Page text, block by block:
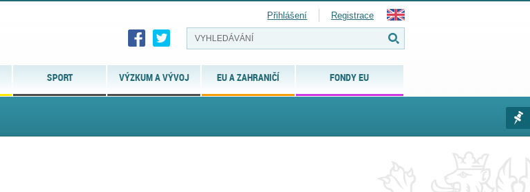
SPORT VÝZKUM A VÝVOJ EU A ZAHRANIČÍ FONDY EU
Přihlášení Registrace